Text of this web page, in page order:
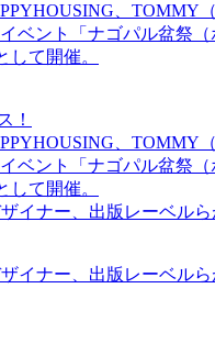
、TOMMY
ベント「ナゴパル盆祭（
て開催。
！
、TOMMY
ベント「ナゴパル盆祭（
て開催。
イナー、出版レーベル
イナー、出版レーベル